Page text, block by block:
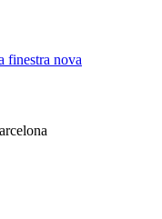
finestra nova